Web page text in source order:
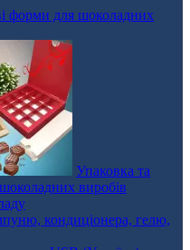
форми для шоколадних
Упаковка та
виробів
кондиціонера, гелю,